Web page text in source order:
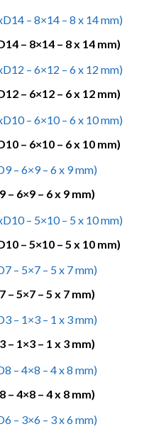
– 8×14 – 8 x 14 mm)
– 6×12 – 6 x 12 mm)
– 6×10 – 6 x 10 mm)
– 6×9 – 6 x 9 mm)
– 5×10 – 5 x 10 mm)
– 5×7 – 5 x 7 mm)
– 1×3 – 1 x 3 mm)
– 4×8 – 4 x 8 mm)